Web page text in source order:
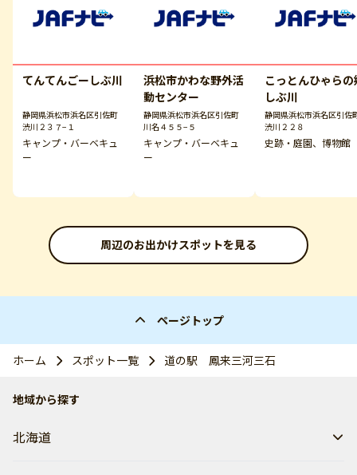
てんてんごーしぶ川
静岡県浜松市浜名区引佐町
渋川２３７−１
キャンプ・バーベキュ
ー
浜松市かわな野外活
動センター
静岡県浜松市浜名区引佐町
川名４５５−５
キャンプ・バーベキュ
ー
こっとんひゃらの
しぶ川
静岡県浜松市浜名区引佐
渋川２２８
史跡・庭園、博物館
周辺のお出かけスポットを見る
ページトップ
ホーム スポット一覧 道の駅 鳳来三河三石
地域から探す
北海道